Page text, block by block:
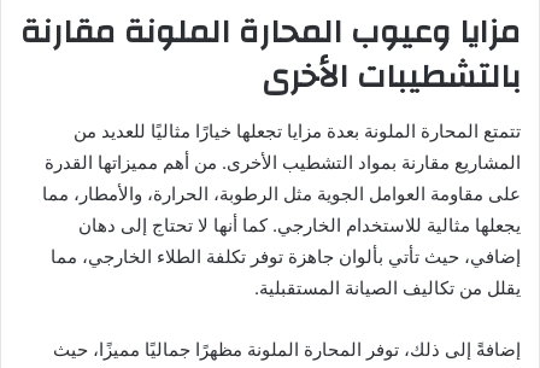
مزايا وعيوب المحارة الملونة مقارنة
بالتشطيبات الأخرى
تتمتع المحارة الملونة بعدة مزايا تجعلها خيارًا مثاليًا للعديد من
المشاريع مقارنة بمواد التشطيب الأخرى. من أهم مميزاتها القدرة
على مقاومة العوامل الجوية مثل الرطوبة، الحرارة، والأمطار، مما
يجعلها مثالية للاستخدام الخارجي. كما أنها لا تحتاج إلى دهان
إضافي، حيث تأتي بألوان جاهزة توفر تكلفة الطلاء الخارجي، مما
يقلل من تكاليف الصيانة المستقبلية.
إضافةً إلى ذلك، توفر المحارة الملونة مظهرًا جماليًا مميزًا، حيث